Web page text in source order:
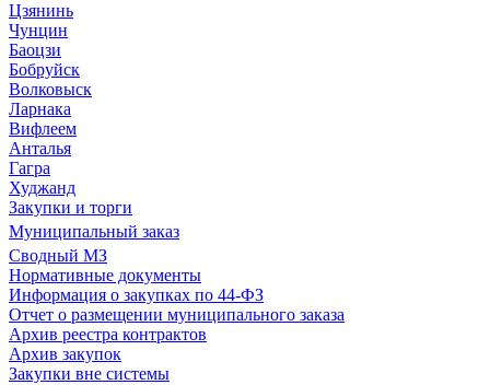
Цзянинь
Чунцин
Баоцзи
Бобруйск
Волковыск
Ларнака
Вифлеем
Анталья
Гагра
Худжанд
Закупки и торги
Муниципальный заказ
Сводный МЗ
Нормативные документы
Информация о закупках по 44-ФЗ
Отчет о размещении муниципального заказа
Архив реестра контрактов
Архив закупок
Закупки вне системы